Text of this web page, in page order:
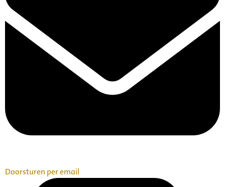
Doorsturen per email